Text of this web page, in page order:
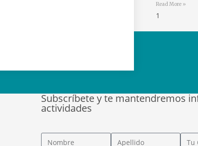
Read More »
Subscríbete y te mantendremos
actividades